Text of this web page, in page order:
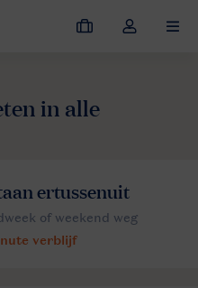
Mijn
Open
in alle
ertussenuit
of weekend weg
verblijf